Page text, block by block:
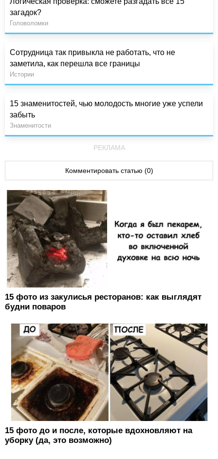
загадок?
Головоломки
Сотрудница так привыкла не работать, что не
заметила, как перешла все границы
Истории
15 знаменитостей, чью молодость многие уже успели
забыть
Знаменитости
РЕКЛАМА
Комментировать статью (0)
15 фото из закулисья ресторанов: как выглядят
будни поваров
15 фото до и после, которые вдохновляют на
уборку (да, это возможно)